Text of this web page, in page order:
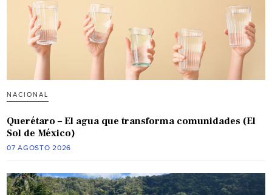
NACIONAL
Querétaro – El agua que transforma comunidades (El
Sol de México)
07 AGOSTO 2026